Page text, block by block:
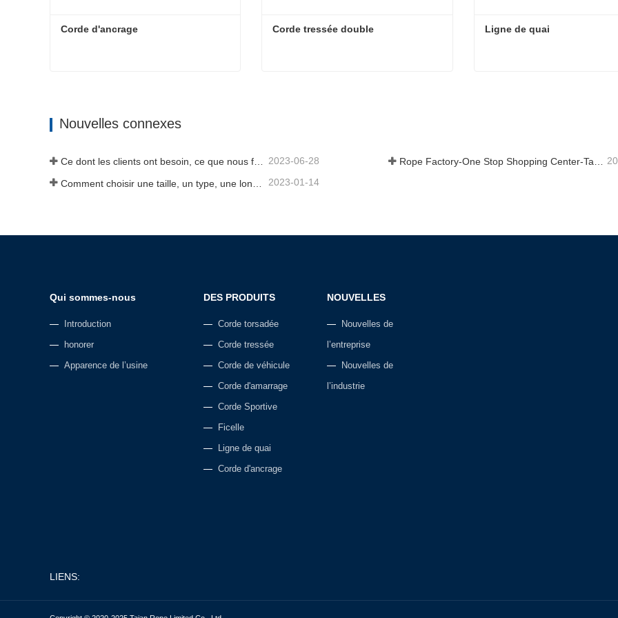
Corde d'ancrage Corde tressée double Ligne de quai
Nouvelles connexes
Ce dont les clients ont besoin, ce que nous fournissons-Tai an Rope Ltd 2023-06-28 Rope Factory-One Stop Shopping Center-Tai an Rope LTD
2023-01-14
Qui sommes-nous
Introduction
honorer
Apparence de l’usine
DES PRODUITS
Corde torsadée
Corde tressée
Corde de véhicule
Corde d'amarrage
Corde Sportive
Ficelle
Ligne de quai
Corde d'ancrage
NOUVELLES
Nouvelles de
l’entreprise
Nouvelles de
l’industrie
LIENS: